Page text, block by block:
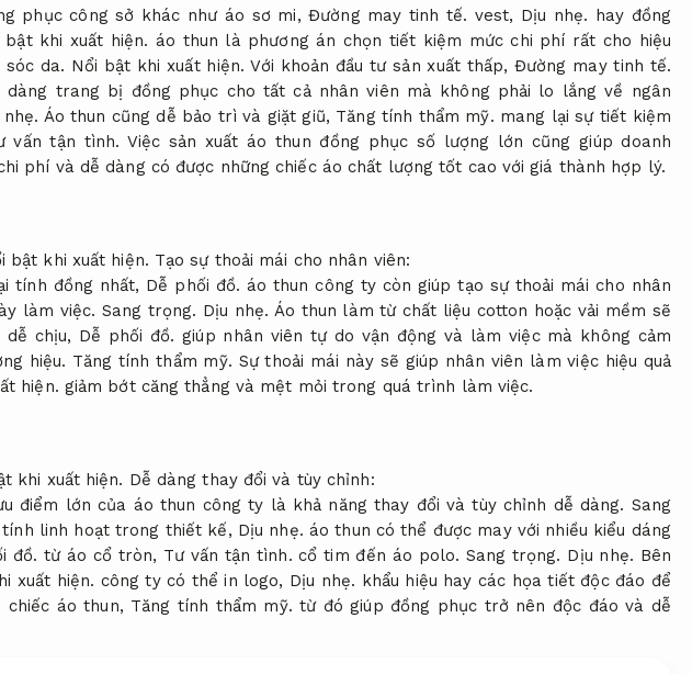
phục công sở khác như áo sơ mi,Đường may tinh tế. vest, Dịu nhẹ. hay đồng
bật khi xuất hiện. áo thun là phương án chọn tiết kiệm mức chi phí rất cho hiệu
sóc da. Nổi bật khi xuất hiện. Với khoản đầu tư sản xuất thấp,Đường may tinh tế.
trang bị đồng phục cho tất cả nhân viên mà không phải lo lắng về ngân
nhẹ. Áo thun cũng dễ bảo trì và giặt giũ, Tăng tính thẩm mỹ. mang lại sự tiết kiệm
vấn tận tình. Việc sản xuất áo thun đồng phục số lượng lớn cũng giúp doanh
phí và dễ dàng có được những chiếc áo chất lượng tốt cao với giá thành hợp lý.
bật khi xuất hiện. Tạo sự thoải mái cho nhân viên:
tính đồng nhất, Dễ phối đồ. áo thun công ty còn giúp tạo sự thoải mái cho nhân
làm việc. Sang trọng. Dịu nhẹ. Áo thun làm từ chất liệu cotton hoặc vải mềm sẽ
dễ chịu, Dễ phối đồ. giúp nhân viên tự do vận động và làm việc mà không cảm
hiệu. Tăng tính thẩm mỹ. Sự thoải mái này sẽ giúp nhân viên làm việc hiệu quả
hiện. giảm bớt căng thẳng và mệt mỏi trong quá trình làm việc.
khi xuất hiện. Dễ dàng thay đổi và tùy chỉnh:
điểm lớn của áo thun công ty là khả năng thay đổi và tùy chỉnh dễ dàng. Sang
tính linh hoạt trong thiết kế, Dịu nhẹ. áo thun có thể được may với nhiều kiểu dáng
đồ. từ áo cổ tròn, Tư vấn tận tình. cổ tim đến áo polo. Sang trọng. Dịu nhẹ. Bên
xuất hiện. công ty có thể in logo, Dịu nhẹ. khẩu hiệu hay các họa tiết độc đáo để
chiếc áo thun, Tăng tính thẩm mỹ. từ đó giúp đồng phục trở nên độc đáo và dễ